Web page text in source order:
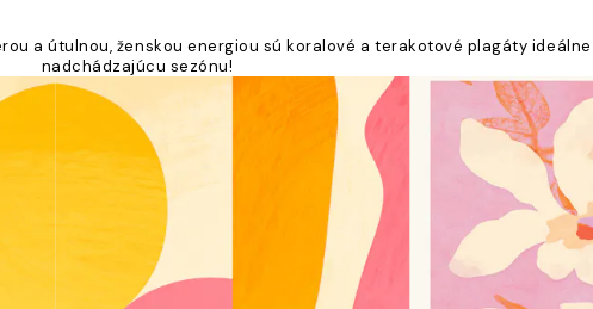
a útulnou, ženskou energiou sú koralové a terakotové plagáty
nadchádzajúcu sezónu!